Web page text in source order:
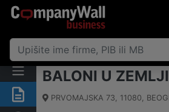
Rezime
BALONI U
PRVOMAJSKA 73, 11080,